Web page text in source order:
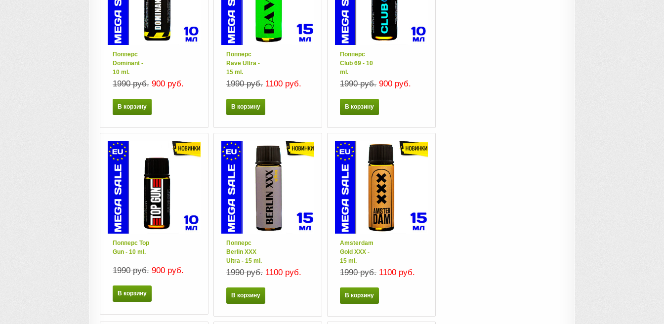
Попперс
Dominant -
10 ml.
1990 руб. 900 руб.
В корзину
Попперс
Rave Ultra -
15 ml.
1990 руб. 1100 руб.
В корзину
Попперс
Club 69 - 10
ml.
1990 руб. 900 руб.
В корзину
Попперс Top
Gun - 10 ml.
1990 руб. 900 руб.
В корзину
Попперс
Berlin XXX
Ultra - 15 ml.
1990 руб. 1100 руб.
В корзину
Amsterdam
Gold XXX -
15 ml.
1990 руб. 1100 руб.
В корзину